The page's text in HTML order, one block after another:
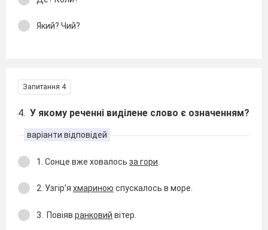
Який? Чий?
Запитання 4
4. У якому реченні виділене слово є означенням?
варіанти відповідей
1. Сонце вже ховалось за гори
2. Узгір’я хмариною спускалось в море.
3. Повіяв ранковий вітер.